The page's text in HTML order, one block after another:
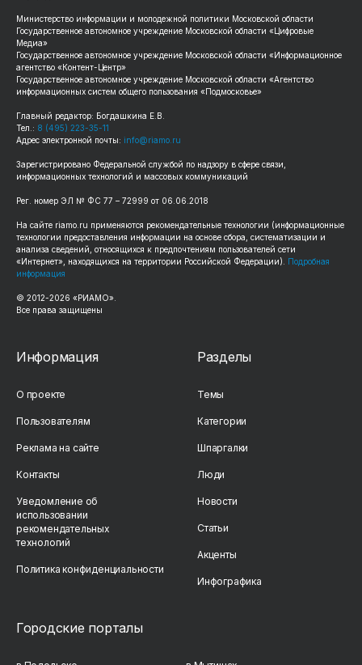
Министерство информации и молодежной политики Московской области
Государственное автономное учреждение Московской области «Цифровые
Медиа»
Государственное автономное учреждение Московской области «Информационное
агентство «Контент-Центр»
Государственное автономное учреждение Московской области «Агентство
информационных систем общего пользования «Подмосковье»
Главный редактор: Богдашкина Е.В.
Тел.: 8 (495) 223-35-11
Адрес электронной почты: info@riamo.ru
Зарегистрировано Федеральной службой по надзору в сфере связи,
информационных технологий и массовых коммуникаций
Рег. номер ЭЛ № ФС 77 – 72999 от 06.06.2018
На сайте riamo.ru применяются рекомендательные технологии (информационные
технологии предоставления информации на основе сбора, систематизации и
анализа сведений, относящихся к предпочтениям пользователей сети
«Интернет», находящихся на территории Российской Федерации). Подробная
информация
© 2012-2026 «РИАМО».
Все права защищены
Информация
О проекте
Пользователям
Реклама на сайте
Контакты
Уведомление об
использовании
рекомендательных
технологий
Политика конфиденциальности
Разделы
Темы
Категории
Шпаргалки
Люди
Новости
Статьи
Акценты
Инфографика
Городские порталы